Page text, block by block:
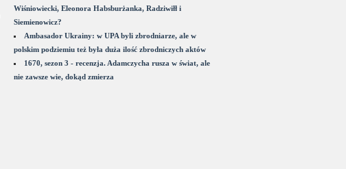
Wiśniowiecki, Eleonora Habsburżanka, Radziwiłł i
Siemienowicz?
Ambasador Ukrainy: w UPA byli zbrodniarze, ale w
polskim podziemiu też była duża ilość zbrodniczych aktów
1670, sezon 3 - recenzja. Adamczycha rusza w świat, ale
nie zawsze wie, dokąd zmierza